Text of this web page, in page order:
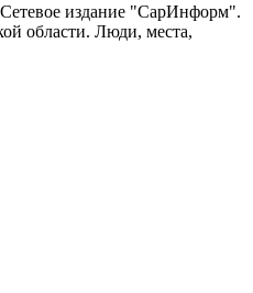
издание "СарИнформ".
области. Люди, места,